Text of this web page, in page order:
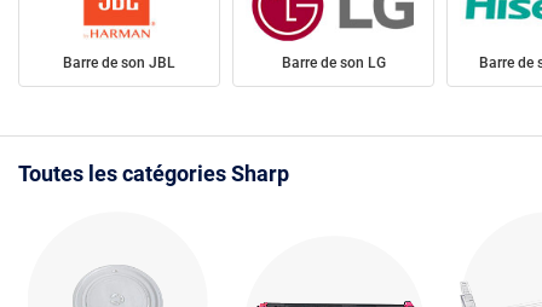
Barre de son JBL Barre de son LG Barre de
Toutes les catégories Sharp